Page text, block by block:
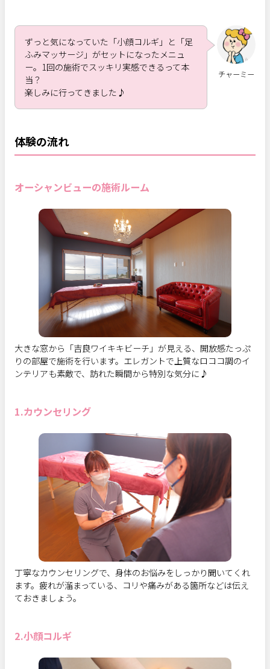
チャーミー
ずっと気になっていた「小顔コルギ」と「足
ふみマッサージ」がセットになったメニュ
ー。1回の施術でスッキリ実感できるって本
当？
楽しみに行ってきました♪
体験の流れ
オーシャンビューの施術ルーム
大きな窓から「吉良ワイキキビーチ」が見える、開放感たっぷ
りの部屋で施術を行います。エレガントで上質なロココ調のイ
ンテリアも素敵で、訪れた瞬間から特別な気分に♪
1.カウンセリング
丁寧なカウンセリングで、身体のお悩みをしっかり聞いてくれ
ます。疲れが溜まっている、コリや痛みがある箇所などは伝え
ておきましょう。
2.小顔コルギ